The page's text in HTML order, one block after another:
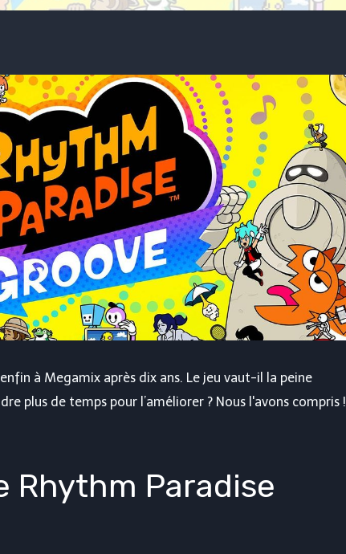
à Megamix après dix ans. Le jeu vaut-il la peine
plus de temps pour l’améliorer ? Nous l'avons compris !
Rhythm Paradise